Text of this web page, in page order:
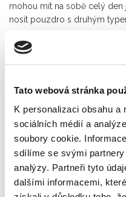
Tato webová stránka
K personalizaci obsahu
sociálních médií a
soubory cookie.
sdílíme se svými
analýzy. Partneři tyto
dalšími informacemi,
mohou mít na sobě celý
nosit pouzdro s druhým
Proč je důležité chránit své
brýlemi? Pokud UV záření
nebezpečí vzniku šedého
oka.Zároveň vzniká větší
degeneraci v pozdějším
slunci. Čočky Transition